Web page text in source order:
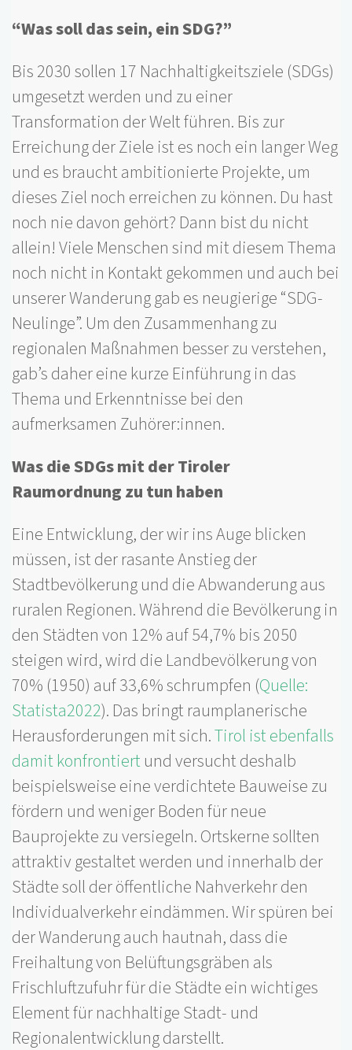
“Was soll das sein, ein SDG?”
Bis 2030 sollen 17 Nachhaltigkeitsziele (SDGs)
umgesetzt werden und zu einer
Transformation der Welt führen. Bis zur
Erreichung der Ziele ist es noch ein langer Weg
und es braucht ambitionierte Projekte, um
dieses Ziel noch erreichen zu können. Du hast
noch nie davon gehört? Dann bist du nicht
allein! Viele Menschen sind mit diesem Thema
noch nicht in Kontakt gekommen und auch bei
unserer Wanderung gab es neugierige “SDG-
Neulinge”. Um den Zusammenhang zu
regionalen Maßnahmen besser zu verstehen,
gab’s daher eine kurze Einführung in das
Thema und Erkenntnisse bei den
aufmerksamen Zuhörer:innen.
Was die SDGs mit der Tiroler
Raumordnung zu tun haben
Eine Entwicklung, der wir ins Auge blicken
müssen, ist der rasante Anstieg der
Stadtbevölkerung und die Abwanderung aus
ruralen Regionen. Während die Bevölkerung in
den Städten von 12% auf 54,7% bis 2050
steigen wird, wird die Landbevölkerung von
70% (1950) auf 33,6% schrumpfen (Quelle:
Statista2022). Das bringt raumplanerische
Herausforderungen mit sich.Tirol ist ebenfalls
damit konfrontiertund versucht deshalb
beispielsweise eine verdichtete Bauweise zu
fördern und weniger Boden für neue
Bauprojekte zu versiegeln. Ortskerne sollten
attraktiv gestaltet werden und innerhalb der
Städte soll der öffentliche Nahverkehr den
Individualverkehr eindämmen. Wir spüren bei
der Wanderung auch hautnah, dass die
Freihaltung von Belüftungsgräben als
Frischluftzufuhr für die Städte ein wichtiges
Element für nachhaltige Stadt- und
Regionalentwicklung darstellt.